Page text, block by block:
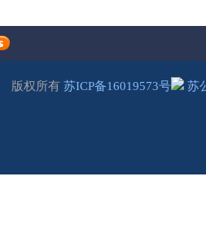
版权所有 苏ICP备16019573号 苏